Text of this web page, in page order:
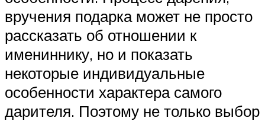
вручения подарка может не просто
рассказать об отношении к
имениннику, но и показать
некоторые индивидуальные
особенности характера самого
дарителя. Поэтому не только выбор